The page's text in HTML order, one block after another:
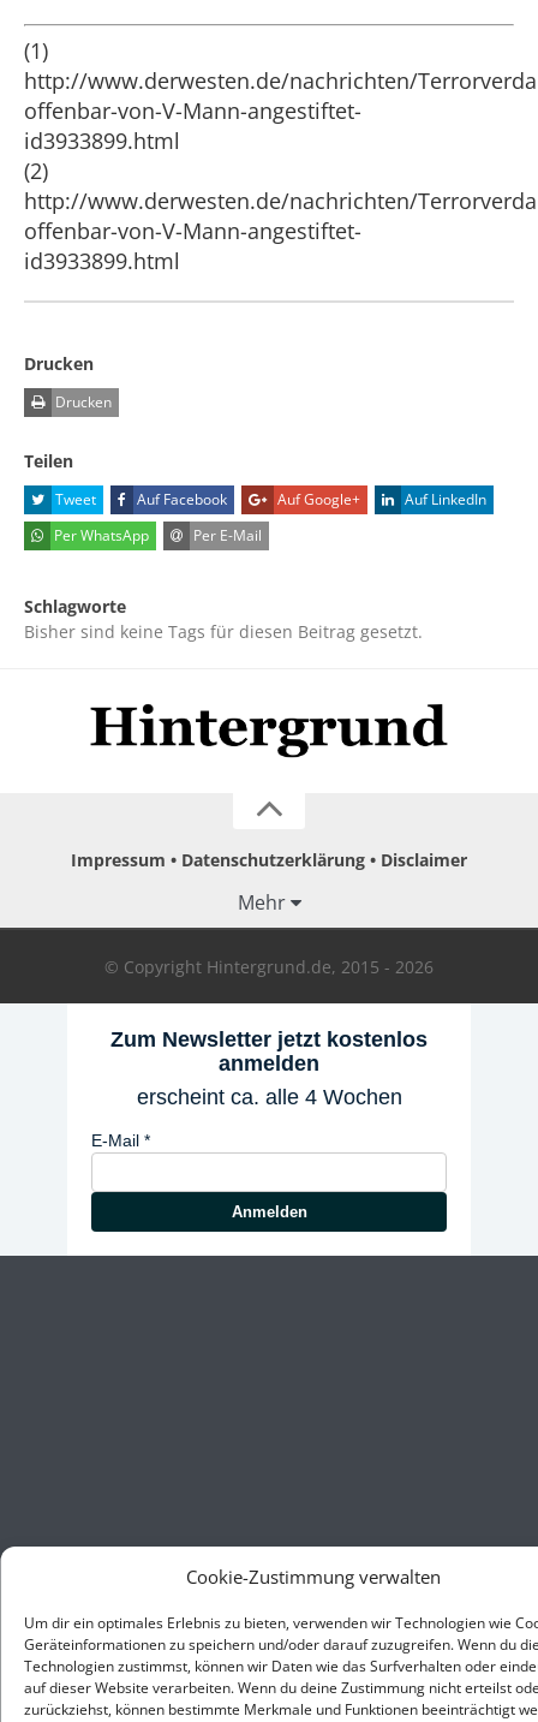
Cookie-Zustimmung verwalten
Um dir ein optimales Erlebnis zu bieten, verwenden wir Technologien wie
Geräteinformationen zu speichern und/oder darauf zuzugreifen. Wenn du
Technologien zustimmst, können wir Daten wie das Surfverhalten oder
auf dieser Website verarbeiten. Wenn du deine Zustimmung nicht erteilst
zurückziehst, können bestimmte Merkmale und Funktionen beeinträchtigt
(1)
http://www.derwesten.de/nachrichten/
offenbar-von-V-Mann-angestiftet-
id3933899.html
(2)
http://www.derwesten.de/nachrichten/
offenbar-von-V-Mann-angestiftet-
id3933899.html
Drucken
Drucken
Teilen
Tweet Auf Facebook Auf Google+
Auf LinkedIn
Per WhatsApp
Per E-Mail
Schlagworte
Bisher sind keine Tags für diesen Beitrag gesetzt.
Impressum Datenschutzerklärung Disclaimer
Mehr
© Copyright Hintergrund.de, 2015 - 2026
Zum Newsletter jetzt kostenlos
anmelden
erscheint ca. alle 4 Wochen
E-Mail
Anmelden